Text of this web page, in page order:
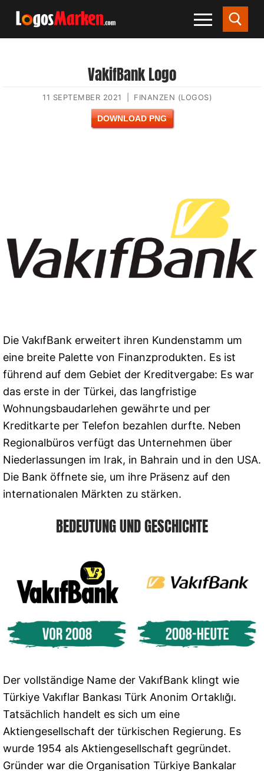
VakifBank Logo
11 SEPTEMBER 2021 FINANZEN (LOGOS)
DOWNLOAD PNG
Die VakıfBank erweitert ihren Kundenstamm um
eine breite Palette von Finanzprodukten. Es ist
führend auf dem Gebiet der Kreditvergabe: Es war
das erste in der Türkei, das langfristige
Wohnungsbaudarlehen gewährte und per
Kreditkarte per Telefon bezahlen durfte. Neben
Regionalbüros verfügt das Unternehmen über
Niederlassungen im Irak, in Bahrain und in den USA.
Die Bank öffnete sie, um ihre Präsenz auf den
internationalen Märkten zu stärken.
BEDEUTUNG UND GESCHICHTE
Der vollständige Name der VakıfBank klingt wie
Türkiye Vakıflar Bankası Türk Anonim Ortaklığı.
Tatsächlich handelt es sich um eine
Aktiengesellschaft der türkischen Regierung. Es
wurde 1954 als Aktiengesellschaft gegründet.
Gründer war die Organisation Türkiye Bankalar